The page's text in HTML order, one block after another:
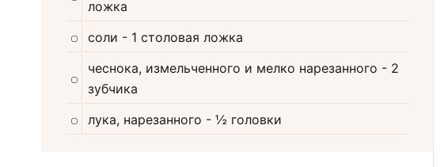
ложка
соли - 1 столовая ложка
чеснока, измельченного и мелко нарезанного - 2
зубчика
лука, нарезанного - ½ головки